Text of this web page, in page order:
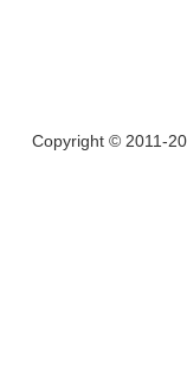
Copyright © 2011-